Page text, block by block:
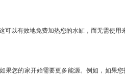
以有效地免费加热您的水缸，而无需使用
您的家开始需要更多能源。例如，如果您